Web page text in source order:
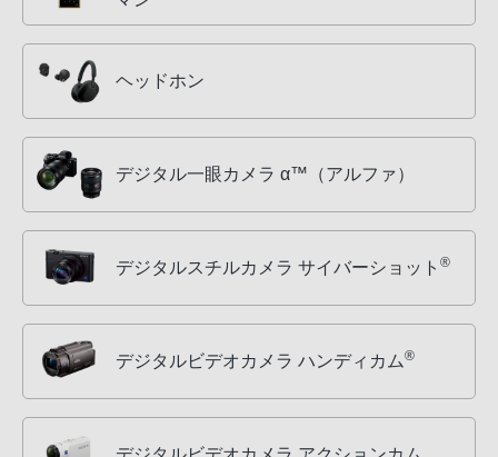
ヘッドホン
デジタル一眼カメラ α™（アルファ）
デジタルスチルカメラ サイバーショット ®
デジタルビデオカメラ ハンディカム®